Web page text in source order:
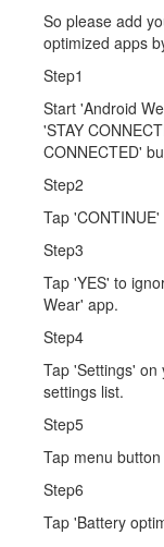
So please add
optimized apps
Step1
Start 'Android
'STAY
CONNECTED'
Step2
Tap 'CONTINUE'
Step3
Tap 'YES' to
Wear' app.
Step4
Tap 'Settings' on
settings list.
Step5
Tap menu
Step6
Tap 'Battery